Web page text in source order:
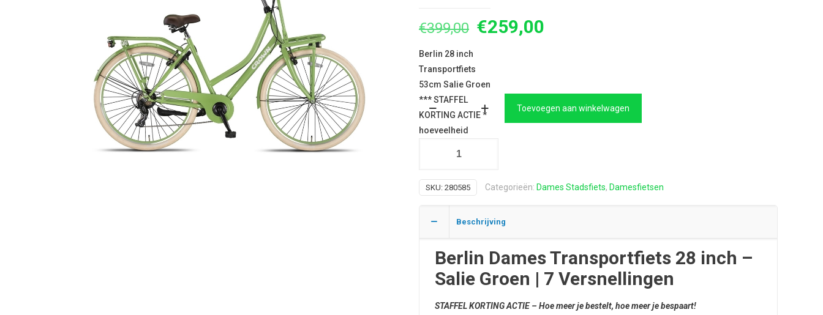
€399,00 Oorspronkelijke
€399,00.
€259,00
Berlin 28 inch
Transportfiets
53cm Salie Groen
*** STAFFEL
KORTING ACTIE *
hoeveelheid
Toevoegen aan winkelwagen
SKU: 280585 Categorieën: Dames Stadsfiets, Damesfietsen
Beschrijving
Berlin Dames Transportfiets 28 inch –
Salie Groen | 7 Versnellingen
STAFFEL KORTING ACTIE – Hoe meer je bestelt, hoe meer je bespaart!